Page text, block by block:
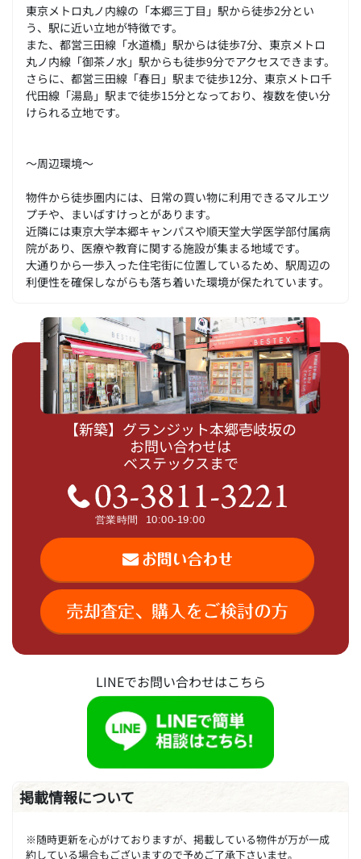
東京メトロ丸ノ内線の「本郷三丁目」駅から徒歩2分とい
う、駅に近い立地が特徴です。
また、都営三田線「水道橋」駅からは徒歩7分、東京メトロ
丸ノ内線「御茶ノ水」駅からも徒歩9分でアクセスできます。
さらに、都営三田線「春日」駅まで徒歩12分、東京メトロ千
代田線「湯島」駅まで徒歩15分となっており、複数を使い分
けられる立地です。
～周辺環境～
物件から徒歩圏内には、日常の買い物に利用できるマルエツ
プチや、まいばすけっとがあります。
近隣には東京大学本郷キャンパスや順天堂大学医学部付属病
院があり、医療や教育に関する施設が集まる地域です。
大通りから一歩入った住宅街に位置しているため、駅周辺の
利便性を確保しながらも落ち着いた環境が保たれています。
【新築】グランジット本郷壱岐坂の
お問い合わせは
ベステックスまで
LINEでお問い合わせはこちら
掲載情報について
※随時更新を心がけておりますが、掲載している物件が万が一成
約している場合もございますので予めご了承下さいませ。